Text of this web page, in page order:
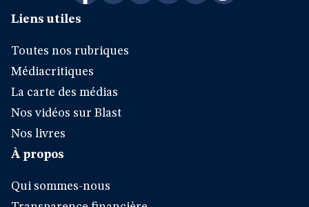
Liens utiles
Toutes nos rubriques
Médiacritiques
La carte des médias
Nos vidéos sur Blast
Nos livres
À propos
Qui sommes-nous